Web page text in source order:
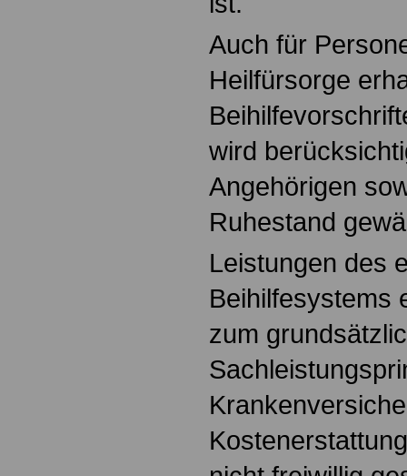
Auch für
Heilfürsorge
wird
Angehörigen
Ruhestand
Leistungen des
Beihilfesystems
zum